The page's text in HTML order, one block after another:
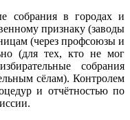
собрания в городах и
признаку (заводы
(через профсоюзы и
(для тех, кто не мог
собрания
сёлам). Контролем
и отчётностью по